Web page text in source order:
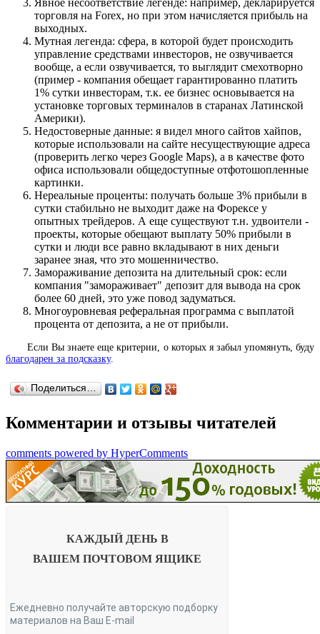
Явное несоответствие легенде: например, декларируется
торговля на Forex, но при этом начисляется прибыль на
выходных.
Мутная легенда: сфера, в которой будет происходить
управление средствами инвесторов, не озвучивается
вообще, а если озвучивается, то выглядит смехотворно
(пример - компания обещает гарантированно платить
1% сутки инвесторам, т.к. ее бизнес основывается на
установке торговых терминалов в старанах Латинской
Америки).
Недостоверные данные: я видел много сайтов хайпов,
которые использовали на сайте несуществующие адреса
(проверить легко через Google Maps), а в качестве фото
офиса использовали общедоступные отфотошопленные
картинки.
Нереальные проценты: получать больше 3% прибыли в
сутки стабильно не выходит даже на Форексе у
опытных трейдеров. А еще существуют т.н. удвоители -
проекты, которые обещают выплату 50% прибыли в
сутки и люди все равно вкладывают в них деньги
заранее зная, что это мошенничество.
Замораживание депозита на длительный срок: если
компания "замораживает" депозит для вывода на срок
более 60 дней, это уже повод задуматься.
Многоуровневая реферальная программа с выплатой
процента от депозита, а не от прибыли.
Если Вы знаете еще критерии, о которых я забыл упомянуть, буду
благодарен за подсказку.
Поделиться…
Комментарии и отзывы читателей
comments powered by HyperComments
КАЖДЫЙ ДЕНЬ В
ВАШЕМ ПОЧТОВОМ ЯЩИКЕ
Ежедневно получайте авторскую подборку
материалов на Ваш E-mail